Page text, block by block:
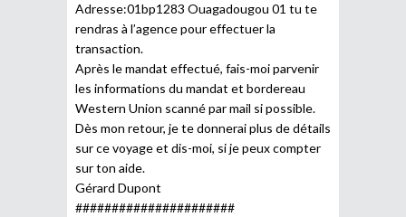
Adresse:01bp1283 Ouagadougou 01 tu te
rendras à l’agence pour effectuer la
transaction.
Après le mandat effectué, fais-moi parvenir
les informations du mandat et bordereau
Western Union scanné par mail si possible.
Dès mon retour, je te donnerai plus de détails
sur ce voyage et dis-moi, si je peux compter
sur ton aide.
Gérard Dupont
######################